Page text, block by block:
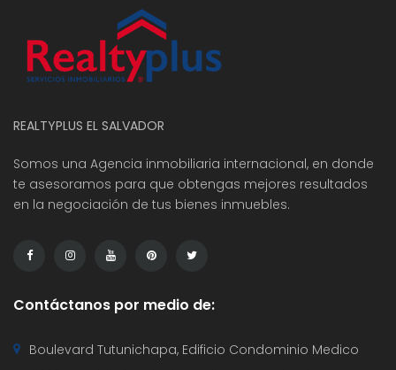
REALTYPLUS EL SALVADOR
Somos una Agencia inmobiliaria internacional, en donde
te asesoramos para que obtengas mejores resultados
en la negociación de tus bienes inmuebles.
Contáctanos por medio de:
Boulevard Tutunichapa, Edificio Condominio Medico